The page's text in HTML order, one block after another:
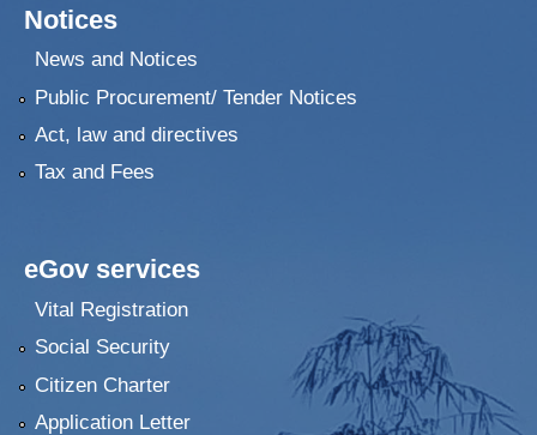
Notices
News and Notices
Public Procurement/ Tender Notices
Act, law and directives
Tax and Fees
eGov services
Vital Registration
Social Security
Citizen Charter
Application Letter